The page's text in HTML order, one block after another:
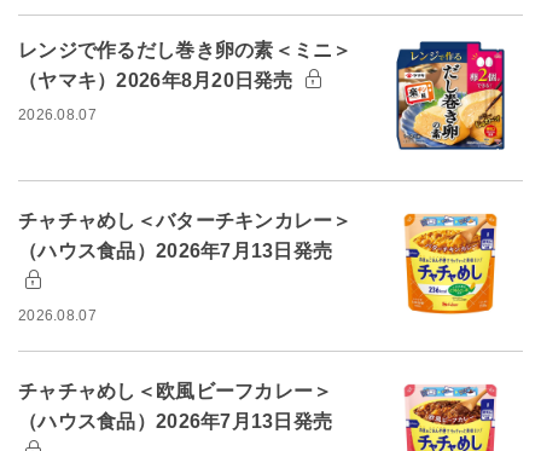
レンジで作るだし巻き卵の素＜ミニ＞
（ヤマキ）2026年8月20日発売
2026.08.07
チャチャめし＜バターチキンカレー＞
（ハウス食品）2026年7月13日発売
2026.08.07
チャチャめし＜欧風ビーフカレー＞
（ハウス食品）2026年7月13日発売